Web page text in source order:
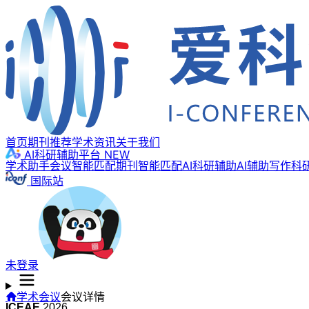
首页期刊推荐学术资讯关于我们
AI科研辅助平台 NEW
学术助手会议智能匹配期刊智能匹配AI科研辅助AI辅助写作科
国际站
未登录
学术会议会议详情